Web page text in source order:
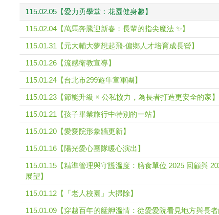
115.02.05【愛力勇學堂：花園健身趣】
115.02.04【萬馬奔騰迎新春：長輩的指尖魔法 ✨】
115.01.31【元大輔大夢想起飛-偏鄉人才培育成長營】
115.01.26【流感衛教宣導】
115.01.24【台北市299遊隼童軍團】
115.01.23【節能升級 × 公私協力，為長者打造更安全的家】
115.01.21【孩子畢業旅行中特別的一站】
115.01.20【愛愛院形象牆更新】
115.01.16【陽光愛心團隊暖心演出】
115.01.15【精準管理與守護溫度：膳食單位 2025 回顧與
展望】
115.01.12【「老人校園」大掃除】
115.01.09【穿越百年的艋舺溫情：從愛愛院看見地方與長